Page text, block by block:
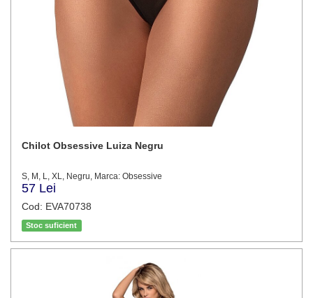
Chilot Obsessive Luiza Negru
S, M, L, XL, Negru, Marca: Obsessive
57 Lei
Cod: EVA70738
Stoc suficient